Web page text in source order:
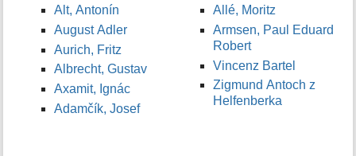
Alt, Antonín
August Adler
Aurich, Fritz
Albrecht, Gustav
Axamit, Ignác
Adamčík, Josef
Allé, Moritz
Armsen, Paul Eduard
Robert
Vincenz Bartel
Zigmund Antoch z
Helfenberka